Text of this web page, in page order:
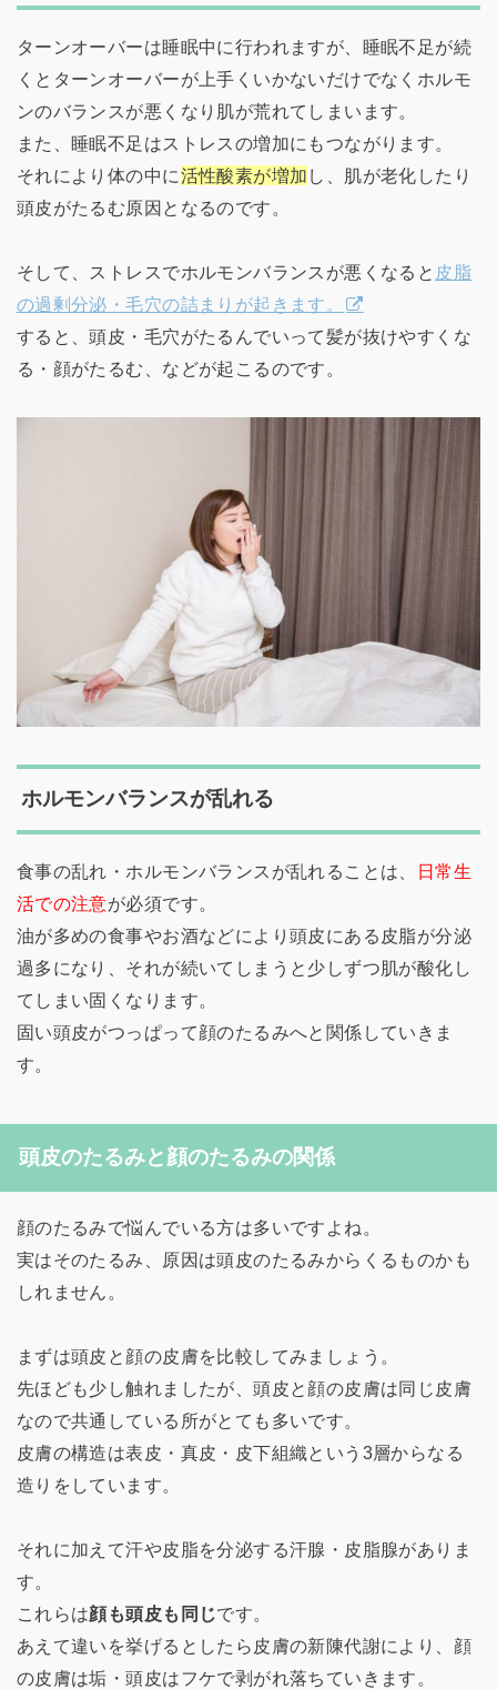
ターンオーバーは睡眠中に行われますが、睡眠不足が続
くとターンオーバーが上手くいかないだけでなくホルモ
ンのバランスが悪くなり肌が荒れてしまいます。
また、睡眠不足はストレスの増加にもつながります。
それにより体の中に活性酸素が増加 し、肌が老化したり
頭皮がたるむ原因となるのです。
そして、ストレスでホルモンバランスが悪くなると 皮脂
の過剰分泌・毛穴の詰まりが起きます。
すると、頭皮・毛穴がたるんでいって髪が抜けやすくな
る・顔がたるむ、などが起こるのです。
ホルモンバランスが乱れる
食事の乱れ・ホルモンバランスが乱れることは、
日常生
活での注意が必須です。
油が多めの食事やお酒などにより頭皮にある皮脂が分泌
過多になり、それが続いてしまうと少しずつ肌が酸化し
てしまい固くなります。
固い頭皮がつっぱって顔のたるみへと関係していきま
す。
頭皮のたるみと顔のたるみの関係
顔のたるみで悩んでいる方は多いですよね。
実はそのたるみ、原因は頭皮のたるみからくるものかも
しれません。
まずは頭皮と顔の皮膚を比較してみましょう。
先ほども少し触れましたが、頭皮と顔の皮膚は同じ皮膚
なので共通している所がとても多いです。
皮膚の構造は表皮・真皮・皮下組織という3層からなる
造りをしています。
それに加えて汗や皮脂を分泌する汗腺・皮脂腺がありま
す。
これらは顔も頭皮も同じです。
あえて違いを挙げるとしたら皮膚の新陳代謝により、顔
の皮膚は垢・頭皮はフケで剥がれ落ちていきます。